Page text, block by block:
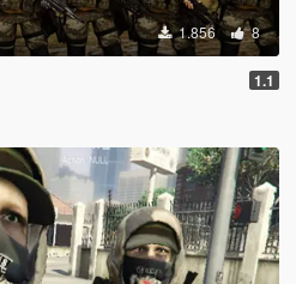
1.856 8
1.1